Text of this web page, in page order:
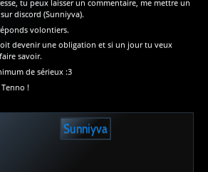
tu peux laisser un commentaire, me mettre un
discord (Sunniyva).
volontiers.
devenir une obligation et si un jour tu veux
savoir.
de sérieux :3
!
Sunniyva